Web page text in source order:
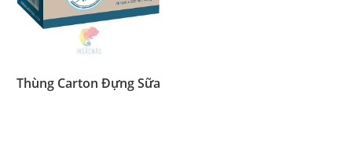
Thùng Carton Đựng Sữa